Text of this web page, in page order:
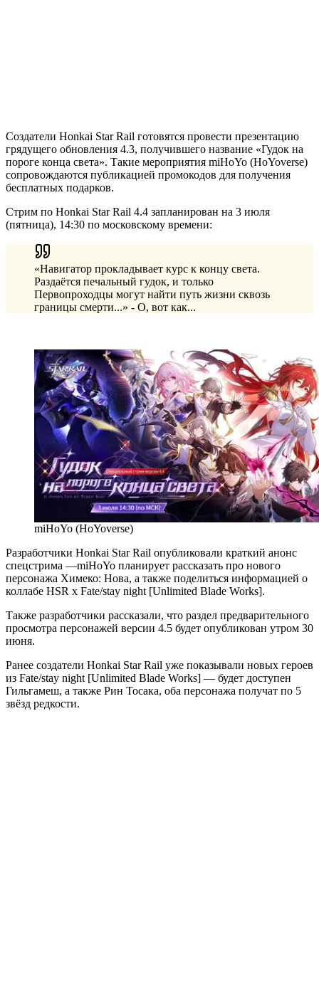
Создатели Honkai Star Rail готовятся провести презентацию
грядущего обновления 4.3, получившего название «Гудок на
пороге конца света». Такие мероприятия miHoYo (HoYoverse)
сопровождаются публикацией промокодов для получения
бесплатных подарков.
Стрим по Honkai Star Rail 4.4 запланирован на 3 июля
(пятница), 14:30 по московскому времени:
«Навигатор прокладывает курс к концу света.
Раздаётся печальный гудок, и только
Первопроходцы могут найти путь жизни сквозь
границы смерти...» - О, вот как...
miHoYo (HoYoverse)
Разработчики Honkai Star Rail опубликовали краткий анонс
спецстрима —miHoYo планирует рассказать про нового
персонажа Химеко: Нова, а также поделиться информацией о
коллабе HSR x Fate/stay night [Unlimited Blade Works].
Также разработчики рассказали, что раздел предварительного
просмотра персонажей версии 4.5 будет опубликован утром 30
июня.
Ранее создатели Honkai Star Rail уже показывали новых героев
из Fate/stay night [Unlimited Blade Works] — будет доступен
Гильгамеш, а также Рин Тосака, оба персонажа получат по 5
звёзд редкости.